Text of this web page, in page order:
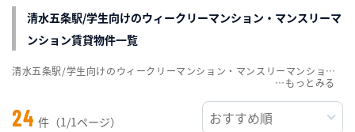
清水五条駅/学生向けのウィークリーマンション・マンスリーマ
ンション賃貸物件一覧
24 件（1/1ページ）
清水五条駅/学生向けのウィークリーマンション・マンスリーマンション賃貸物件一覧を、24件掲載中。敷金・礼金無料、家具・家電付をご紹介。こだわり条件での絞込みも簡単！
…